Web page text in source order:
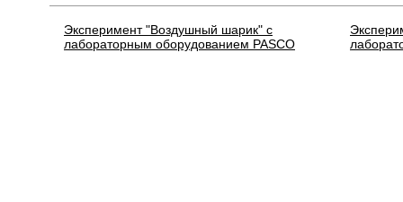
Эксперимент "Воздушный шарик" с
лабораторным оборудованием PASCO